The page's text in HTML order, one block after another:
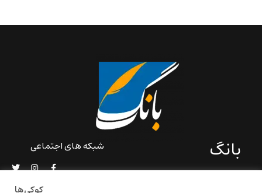
بانگ شبکه های اجتماعی
کوکی‌ها